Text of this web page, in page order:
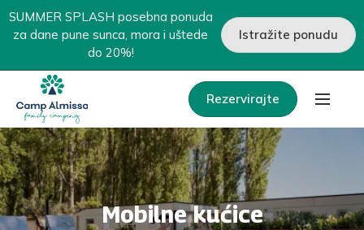
SUMMER SPLASH posebna ponuda
za dane pune sunca, mora i uštede
do 20%!
Istražite ponudu
Rezervirajte
Mobilne kućice